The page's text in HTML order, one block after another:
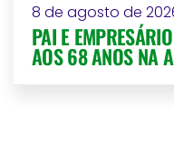
8 de agosto de
PAI E
AOS 68 ANOS NA